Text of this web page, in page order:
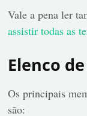
Vale a pena ler
assistir todas as
Elenco
Os principais
são: